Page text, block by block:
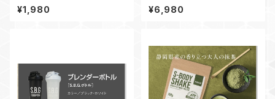
ブラック 28oz 800ml
¥1,980
S-BODY SHAKE 750g ×
S.B.Gボトル
¥6,980